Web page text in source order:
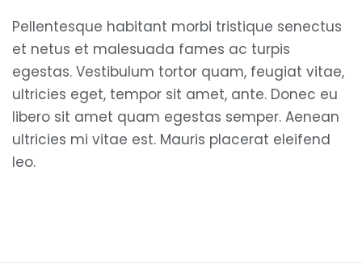
Pellentesque habitant morbi tristique senectus
et netus et malesuada fames ac turpis
egestas. Vestibulum tortor quam, feugiat vitae,
ultricies eget, tempor sit amet, ante. Donec eu
libero sit amet quam egestas semper. Aenean
ultricies mi vitae est. Mauris placerat eleifend
leo.